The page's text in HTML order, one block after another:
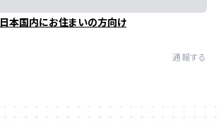
日本国内にお住まいの方向け
通報する